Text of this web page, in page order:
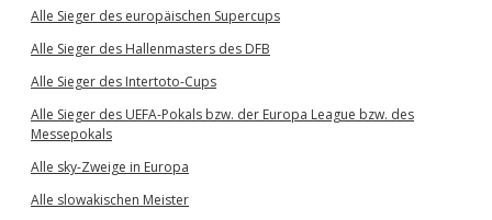
Alle Sieger des europäischen Supercups
Alle Sieger des Hallenmasters des DFB
Alle Sieger des Intertoto-Cups
Alle Sieger des UEFA-Pokals bzw. der Europa League bzw. des
Messepokals
Alle sky-Zweige in Europa
Alle slowakischen Meister